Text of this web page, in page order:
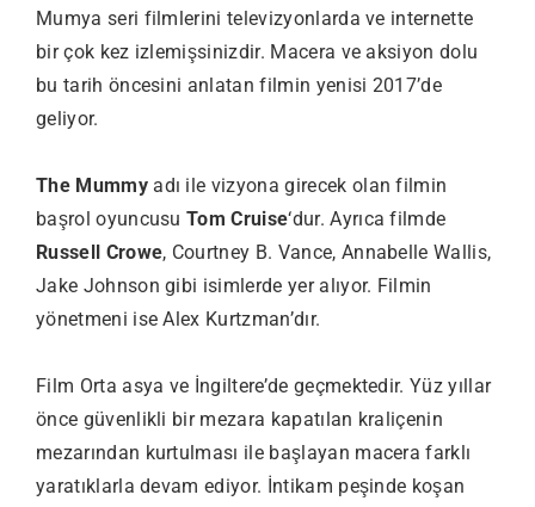
Mumya seri filmlerini televizyonlarda ve internette
bir çok kez izlemişsinizdir. Macera ve aksiyon dolu
bu tarih öncesini anlatan filmin yenisi 2017’de
geliyor.
The Mummyadı ile vizyona girecek olan filmin
başrol oyuncusuTom Cruise‘dur. Ayrıca filmde
Russell Crowe, Courtney B. Vance, Annabelle Wallis,
Jake Johnson gibi isimlerde yer alıyor. Filmin
yönetmeni ise Alex Kurtzman’dır.
Film Orta asya ve İngiltere’de geçmektedir. Yüz yıllar
önce güvenlikli bir mezara kapatılan kraliçenin
mezarından kurtulması ile başlayan macera farklı
yaratıklarla devam ediyor. İntikam peşinde koşan